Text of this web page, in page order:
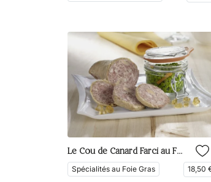
Le Cou de Canard Farci au Foie Gras 25%
Spécialités au Foie Gras 18,50